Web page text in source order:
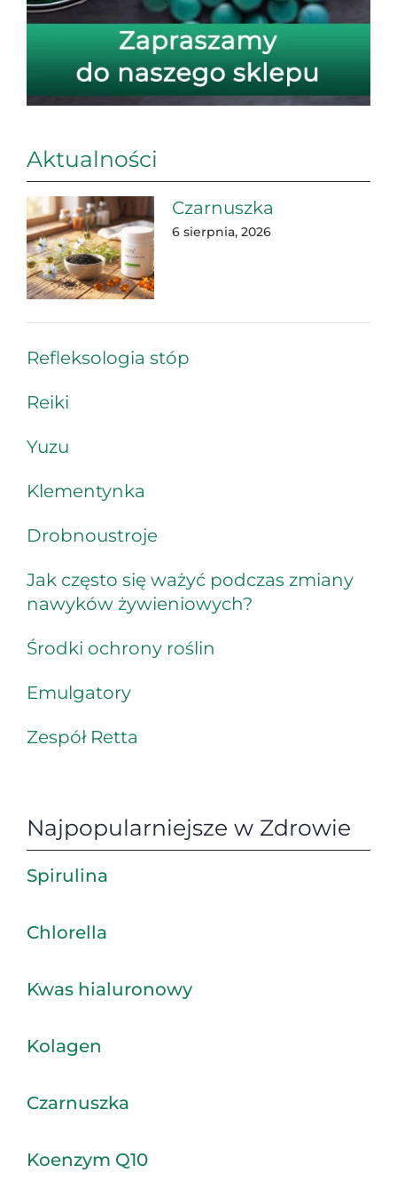
Aktualności
Czarnuszka
6 sierpnia, 2026
Refleksologia stóp
Reiki
Yuzu
Klementynka
Drobnoustroje
Jak często się ważyć podczas zmiany
nawyków żywieniowych?
Środki ochrony roślin
Emulgatory
Zespół Retta
Najpopularniejsze w Zdrowie
Spirulina
Chlorella
Kwas hialuronowy
Kolagen
Czarnuszka
Koenzym Q10